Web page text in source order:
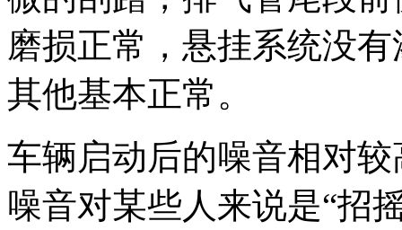
磨损正常，悬挂系统没
其他基本正常。
车辆启动后的噪音相对
噪音对某些人来说是“招